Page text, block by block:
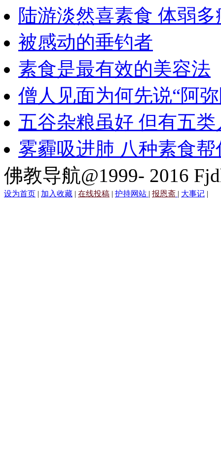
陆游淡然喜素食 体弱
被感动的垂钓者
素食是最有效的美容法
僧人见面为何先说“阿
五谷杂粮虽好 但有五
雾霾吸进肺 八种素食帮
佛教导航@1999- 2016
设为首页 | 加入收藏 | 在线投稿 | 护持网站 | 报恩斋 | 大事记 |